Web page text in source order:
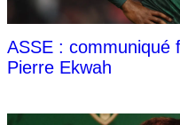
ASSE : communiqué
Pierre Ekwah